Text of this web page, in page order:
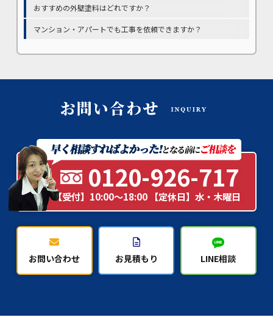
おすすめの外壁塗料はどれですか？
マンション・アパートでも工事を依頼できますか？
0120-926-717
【受付】10:00～18:00 【定休日】水・木曜日
お問い合わせ お見積もり LINE相談